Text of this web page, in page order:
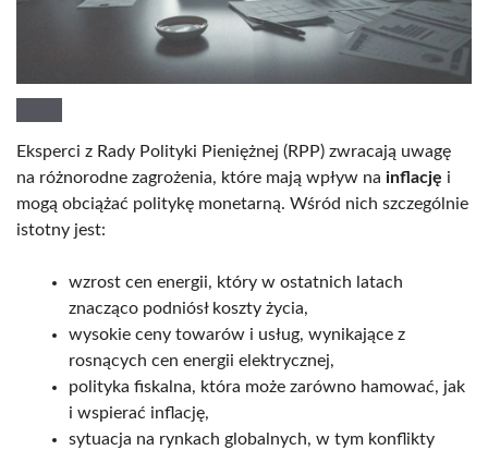
Eksperci z Rady Polityki Pieniężnej (RPP) zwracają uwagę
na różnorodne zagrożenia, które mają wpływ na inflację i
mogą obciążać politykę monetarną. Wśród nich szczególnie
istotny jest:
wzrost cen energii, który w ostatnich latach
znacząco podniósł koszty życia,
wysokie ceny towarów i usług, wynikające z
rosnących cen energii elektrycznej,
polityka fiskalna, która może zarówno hamować, jak
i wspierać inflację,
sytuacja na rynkach globalnych, w tym konflikty